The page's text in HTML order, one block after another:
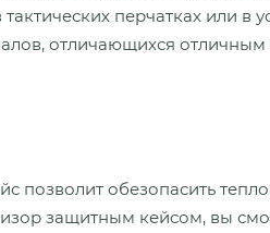
перчатках или
отличающихся
позволит обезопасить
защитным кейсом, вы